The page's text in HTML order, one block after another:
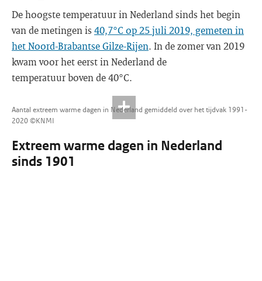
De hoogste temperatuur in Nederland sinds het begin
van de metingen is40,7°C op 25 juli 2019, gemeten in
het Noord-Brabantse Gilze-Rijen. In de zomer van 2019
kwam voor het eerst in Nederland de
temperatuur boven de 40°C.
Aantal extreem warme dagen in Nederland gemiddeld over het tijdvak 1991-
2020 ©KNMI
Extreem warme dagen in Nederland
sinds 1901